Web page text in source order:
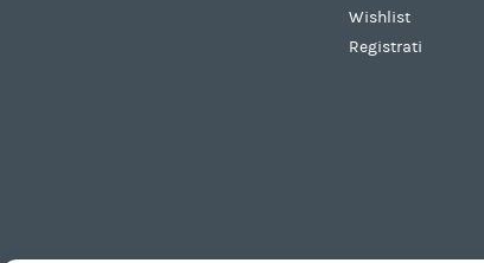
Wishlist
Registrati